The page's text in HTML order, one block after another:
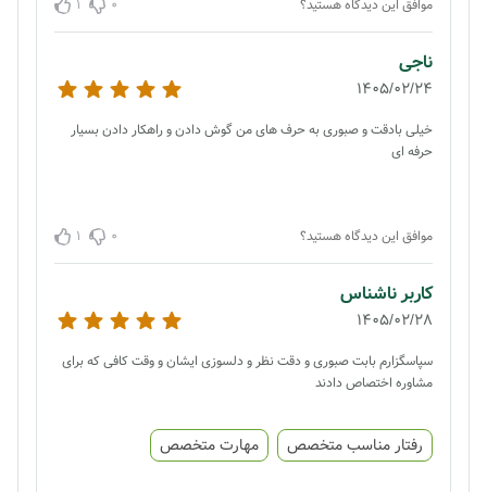
موافق این دیدگاه هستید؟ 0
1
ناجی
1405/02/24
خیلی بادقت و صبوری به حرف های من گوش دادن و راهکار دادن بسیار
حرفه ای
موافق این دیدگاه هستید؟ 0
1
کاربر ناشناس
1405/02/28
سپاسگزارم بابت صبوری و دقت نظر و دلسوزی ایشان و وقت کافی که برای
مشاوره اختصاص دادند
رفتار مناسب متخصص مهارت متخصص